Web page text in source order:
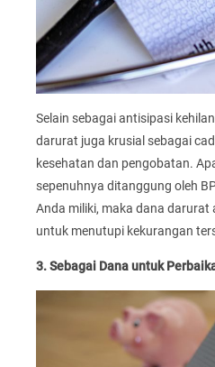
Selain sebagai antisipasi
darurat juga krusial sebagai
kesehatan dan pengobatan.
sepenuhnya ditanggung oleh
Anda miliki, maka dana darurat
untuk menutupi kekurangan
3. Sebagai Dana untuk